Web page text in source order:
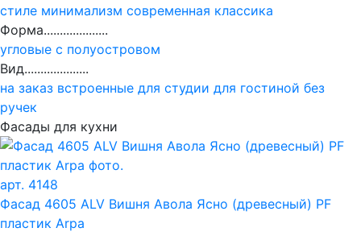
стиле минимализм современная классика
Форма....................
угловые с полуостровом
Вид....................
на заказ встроенные для студии для гостиной без
ручек
Фасады для кухни
арт. 4148
Фасад 4605 ALV Вишня Авола Ясно (древесный) PF
пластик Arpa